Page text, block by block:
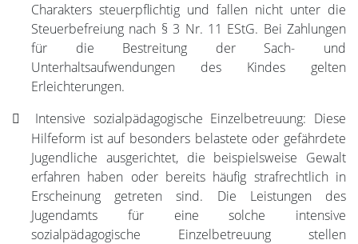
Charakters steuerpflichtig und fallen nicht unter die
Steuerbefreiung nach § 3 Nr. 11 EStG. Bei Zahlungen
für die Bestreitung der Sach- und
Unterhaltsaufwendungen des Kindes gelten
Erleichterungen.
Intensive sozialpädagogische Einzelbetreuung: Diese
Hilfeform ist auf besonders belastete oder gefährdete
Jugendliche ausgerichtet, die beispielsweise Gewalt
erfahren haben oder bereits häufig strafrechtlich in
Erscheinung getreten sind. Die Leistungen des
Jugendamts für eine solche intensive
sozialpädagogische Einzelbetreuung stellen